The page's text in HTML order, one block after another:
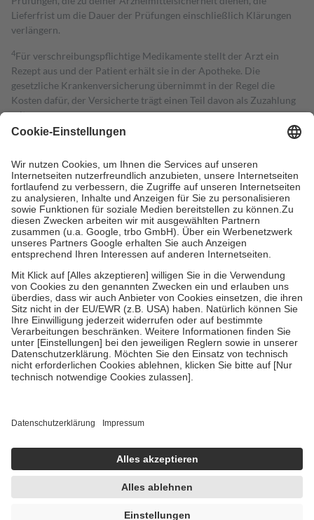
Lieferfrist um die Dauer der Prüfungen einschließlich Klärungen
verlängern.
4Für verschreibungspflichtige Medikamente stellt der Arzt ein
Rezept aus und der Patient erhält sie in der Apotheke. Die
gesetzliche Krankenversicherung übernimmt in der Regel die
Kosten dafür, der Versicherte trägt einen Teil davon als Zuzahlung
mit.
Grundsätzlich leisten Mitglieder Zuzahlungen in Höhe von zehn
höchstens zehn Euro.
Es sind jedoch nie mehr als die tatsächlichen
Kosten der Leistung zu entrichten.
Diese Regeln gelten grundsätzlich auch für Online-Apotheken.
Bei Heilmitteln und häuslicher Krankenpflege beträgt die
Zuzahlung zehn Prozent der Kosten sowie zehn Euro je
Verordnung.
Um das Engagement der Versicherten für ihre eigene Gesundheit zu
stärken und die besondere Stellung der Familie zu unterstützen,
fallenkeine Zuzahlungenan bei:
• Kindern und Jugendlichen bis zum vollendeten 18. Lebensjahr
mit Ausnahme der Fahrkosten
• Untersuchungen zur Vorsorge und Früherkennung, die von der
GKV getragen werden
• empfohlenen Schutzimpfungen
• Harn- und Blutteststreifen
getroffen, um sicherzustellen, dass es sich um echte Bewertungen
https://help.etrusted.com/hc/de/articles/4419944605341
Einige Bilder und Inhalte wurden unter Zuhilfenahme künstlicher